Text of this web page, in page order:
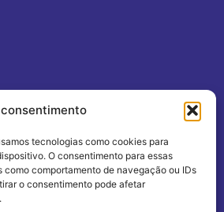
tecnologias como cookies para
O consentimento para essas
comportamento de navegação ou IDs
o consentimento pode afetar